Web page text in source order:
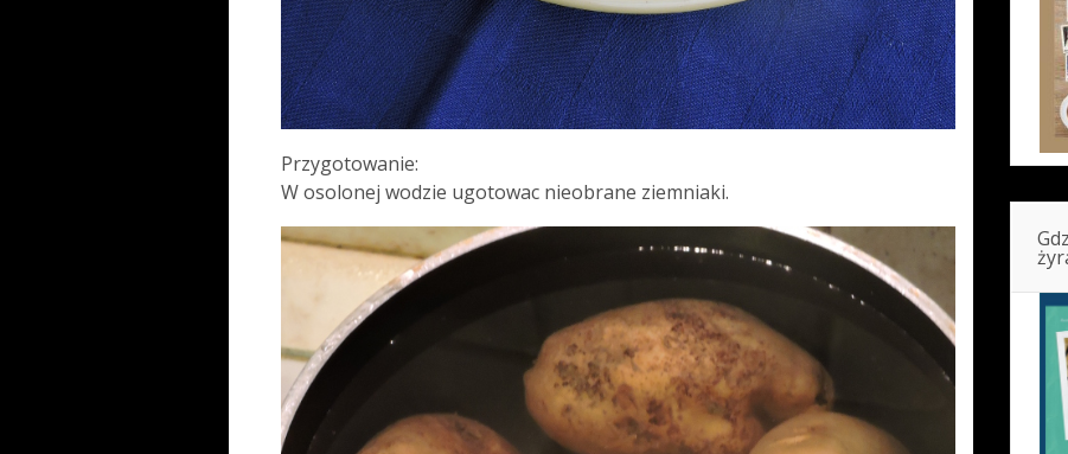
Przygotowanie:
W osolonej wodzie ugotowac nieobrane ziemniaki.